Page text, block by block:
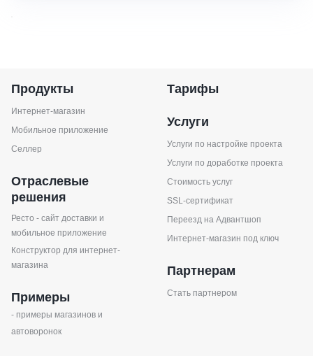
Продукты
Интернет-магазин
Мобильное приложение
Селлер
Отраслевые
решения
Ресто - сайт доставки и
мобильное приложение
Конструктор для интернет-
магазина
Примеры
- примеры магазинов и
автоворонок
Тарифы
Услуги
Услуги по настройке проекта
Услуги по доработке проекта
Стоимость услуг
SSL-сертификат
Переезд на Адвантшоп
Интернет-магазин под ключ
Партнерам
Стать партнером